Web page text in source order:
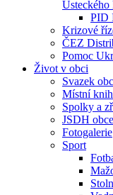
Ústeckého
PID
Krizové
ČEZ
Pomoc
Život v obci
Svazek
Místní
Spolky a
JSDH
Fotogalerie
Sport